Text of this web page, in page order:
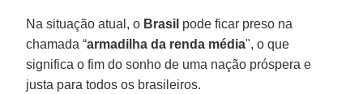
Na situação atual, o Brasil pode ficar preso na
chamada “armadilha da renda média", o que
significa o fim do sonho de uma nação próspera e
justa para todos os brasileiros.